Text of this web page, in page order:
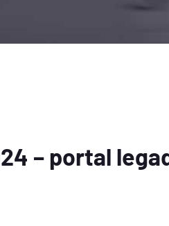
– portal